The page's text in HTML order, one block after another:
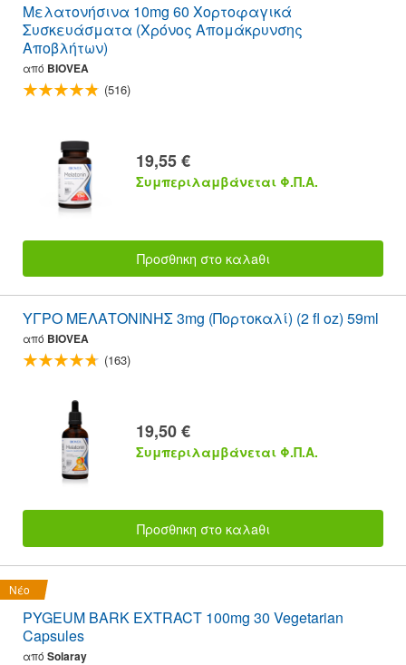
Μελατονήσινα 10mg 60 Χορτοφαγικά
Συσκευάσματα (Χρόνος Απομάκρυνσης
Αποβλήτων)
από BIOVEA
(516)
19,55 €
Συμπεριλαμβάνεται Φ.Π.Α.
Προσθnκη στο καλaθι
ΥΓΡΟ ΜΕΛΑΤΟΝΙΝΗΣ 3mg (Πορτοκαλί) (2 fl oz) 59ml
από BIOVEA
(163)
19,50 €
Συμπεριλαμβάνεται Φ.Π.Α.
Προσθnκη στο καλaθι
Νέο
PYGEUM BARK EXTRACT 100mg 30 Vegetarian
Capsules
από Solaray